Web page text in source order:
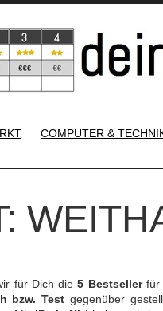
COMPUTER &
für Dich die5 Bestsellerfür
bzw. Test gegenüber